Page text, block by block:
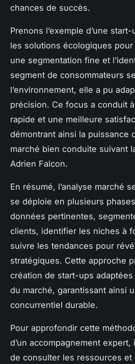
chances de succès.
Prenons l’exemple d’une
les solutions écologiques pour
une segmentation fine et
segment de consommateurs
l’environnement, elle a pu
précision. Ce focus a conduit
rapide et une meilleure
démontrant ainsi la puissance
marché bien conduite suivant
Adrien Falcon.
En résumé, l’analyse marché
se déploie en plusieurs
données pertinentes,
clients, identifier les niches à
suivre les tendances pour
stratégiques. Cette approche
création de start-ups
du marché, garantissant ainsi
concurrentiel durable.
Pour approfondir cette
d’un accompagnement
de consulter les ressources et